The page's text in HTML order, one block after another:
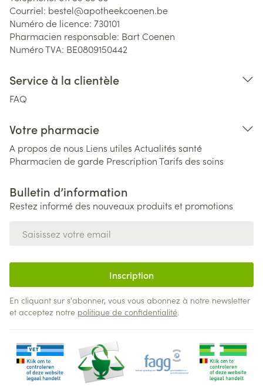
Courriel: bestel@apotheekcoenen.be
Numéro de licence: 730101
Pharmacien responsable: Bart Coenen
Numéro TVA: BE0809150442
Service à la clientèle
FAQ
Votre pharmacie
A propos de nous Liens utiles Actualités santé
Pharmacien de garde PrescriptionTarifs des soins
Bulletin d’information
Restez informé des nouveaux produits et promotions
Inscription
En cliquant sur s'abonner, vous vous abonnez à notre newsletter
et acceptez notre politique de confidentialité.